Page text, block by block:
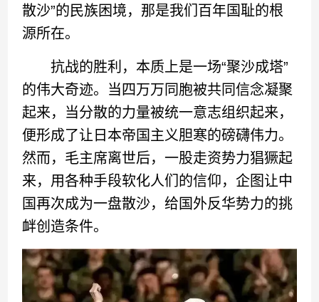
散沙”的民族困境，那是我们百年国耻的根
源所在。
抗战的胜利，本质上是一场“聚沙成塔”
的伟大奇迹。当四万万同胞被共同信念凝聚
起来，当分散的力量被统一意志组织起来，
便形成了让日本帝国主义胆寒的磅礴伟力。
然而，毛主席离世后，一股走资势力猖獗起
来，用各种手段软化人们的信仰，企图让中
国再次成为一盘散沙，给国外反华势力的挑
衅创造条件。